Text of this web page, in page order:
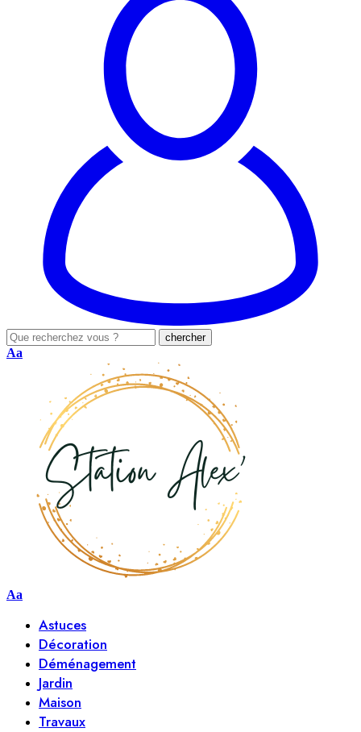
Aa
Aa
Astuces
Décoration
Déménagement
Jardin
Maison
Travaux